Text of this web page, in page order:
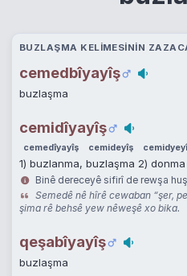
BUZLAŞMA KELIMESININ
cemedbîyayîş
buzlaşma
cemidîyayîş
cemedîyayîş cemideyîş
1) buzlanma, buzlaşma 2) donma
Binê dereceyê sifirî de rewşa
Semedê nê hîrê cewaban “şer,
şima rê behsê yew nêweşê xo bika.
qeşabîyayîş
buzlaşma